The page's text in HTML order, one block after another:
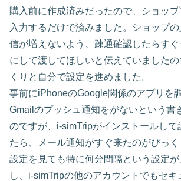
購入前に作成済みだったので、ショッ
入力するだけで済みました。ショップ
信が増えないよう、疎通確認したらす
にして渡してほしいと伝えていました
くりと自分で設定を進めました。
事前にiPhoneのGoogle関係のアプリを
Gmailのプッシュ通知をがないという書
のですが、i-simTripがインストールして
たら、メール通知がすぐ来たのがびっ
設定を見ても特に何分間隔という設定
し、i-simTripの他のアカウントでもセキ